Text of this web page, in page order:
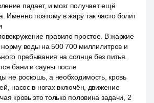
падает, и мозг получает ещё
Именно поэтому в жару так часто болит
правило простое. В жаркие
норму воды на 500 700 миллилитров и
пребывания на солнце без питья.
бани и сауны после
не роскошь, а необходимость, кровь
насос в ногах включён, движение
кровь это только половина задачи, 2